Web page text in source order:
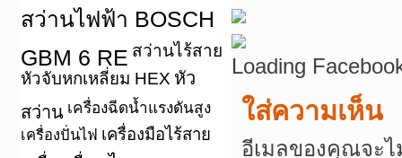
สว่านไฟฟ้า BOSCH
GBM 6 RE สว่านไร้สาย
หัวจับหกเหลี่ยม HEX หัว
สว่าน เครื่องฉีดน้ำแรงดันสูง
เครื่องปั่นไฟ เครื่องมือไร้สาย
Loading
ใส่ความเห็น
อีเมลของคุณจะ